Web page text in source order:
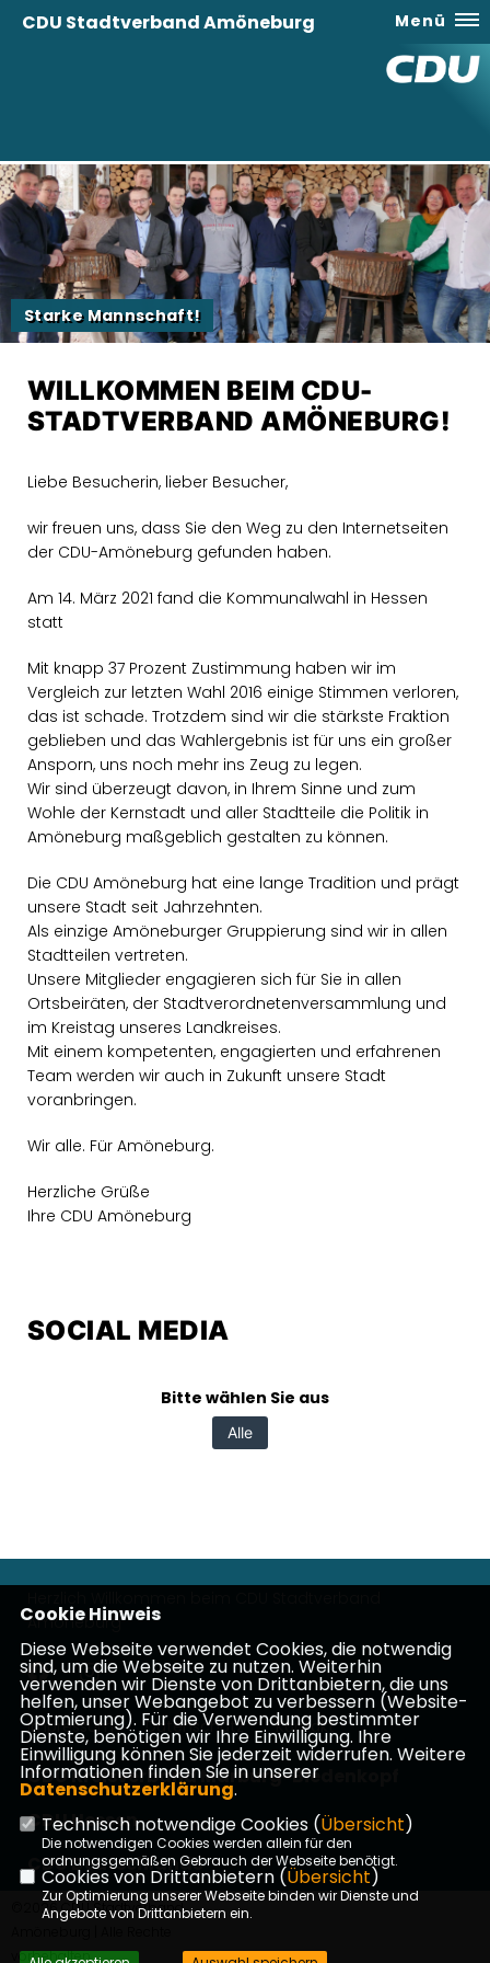
CDU Stadtverband Amöneburg Menü
Starke Mannschaft!
WILLKOMMEN BEIM CDU-
STADTVERBAND AMÖNEBURG!
Liebe Besucherin, lieber Besucher,
wir freuen uns, dass Sie den Weg zu den Internetseiten
der CDU-Amöneburg gefunden haben.
Am 14. März 2021 fand die Kommunalwahl in Hessen
statt
Mit knapp 37 Prozent Zustimmung haben wir im
Vergleich zur letzten Wahl 2016 einige Stimmen verloren,
das ist schade. Trotzdem sind wir die stärkste Fraktion
geblieben und das Wahlergebnis ist für uns ein großer
Ansporn, uns noch mehr ins Zeug zu legen.
Wir sind überzeugt davon, in Ihrem Sinne und zum
Wohle der Kernstadt und aller Stadtteile die Politik in
Amöneburg maßgeblich gestalten zu können.
Die CDU Amöneburg hat eine lange Tradition und prägt
unsere Stadt seit Jahrzehnten.
Als einzige Amöneburger Gruppierung sind wir in allen
Stadtteilen vertreten.
Unsere Mitglieder engagieren sich für Sie in allen
Ortsbeiräten, der Stadtverordnetenversammlung und
im Kreistag unseres Landkreises.
Mit einem kompetenten, engagierten und erfahrenen
Team werden wir auch in Zukunft unsere Stadt
voranbringen.
Wir alle. Für Amöneburg.
Herzliche Grüße
Ihre CDU Amöneburg
SOCIAL MEDIA
Bitte wählen Sie aus
Alle
Amöneburg
Impressum Datenschutz Kontakt
CDU Kreisverband Marburg-Biedenkopf
CDU Hessen
CDU Deutschlands
©2026 CDU Stadtverband
vorbehalten.
Cookie Hinweis
Diese Webseite verwendet Cookies, die notwendig
sind, um die Webseite zu nutzen. Weiterhin
verwenden wir Dienste von Drittanbietern, die uns
helfen, unser Webangebot zu verbessern (Website-
Optmierung). Für die Verwendung bestimmter
Dienste, benötigen wir Ihre Einwilligung. Ihre
Einwilligung können Sie jederzeit widerrufen. Weitere
Informationen finden Sie in unserer
Datenschutzerklärung.
Technisch notwendige Cookies (Übersicht)
Die notwendigen Cookies werden allein für den
ordnungsgemäßen Gebrauch der Webseite benötigt.
Cookies von Drittanbietern (Übersicht)
Zur Optimierung unserer Webseite binden wir Dienste und
Angebote von Drittanbietern ein.